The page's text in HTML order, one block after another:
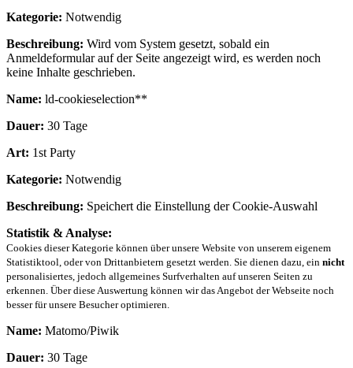
Kategorie: Notwendig
Beschreibung: Wird vom System gesetzt, sobald ein
Anmeldeformular auf der Seite angezeigt wird, es werden noch
keine Inhalte geschrieben.
Name: ld-cookieselection**
Dauer: 30 Tage
Art: 1st Party
Kategorie: Notwendig
Beschreibung: Speichert die Einstellung der Cookie-Auswahl
Statistik & Analyse:
Cookies dieser Kategorie können über unsere Website von unserem eigenem
Statistiktool, oder von Drittanbietern gesetzt werden. Sie dienen dazu, ein nicht
personalisiertes, jedoch allgemeines Surfverhalten auf unseren Seiten zu
erkennen. Über diese Auswertung können wir das Angebot der Webseite noch
besser für unsere Besucher optimieren.
Name: Matomo/Piwik
Dauer: 30 Tage